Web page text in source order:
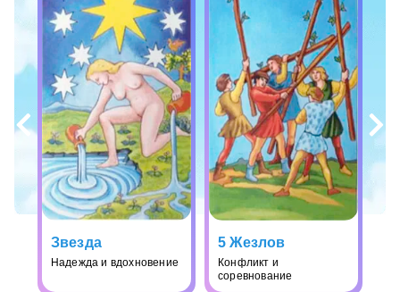
Звезда
Надежда и вдохновение
5 Жезлов
Конфликт и
соревнование